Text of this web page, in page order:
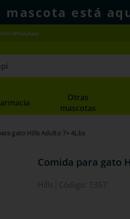
está
WhatsApp)
Otras
mascotas
gato Hills Adulto 7+ 4Lbs
Comida para gato
Hills Código: 1367